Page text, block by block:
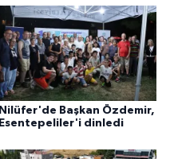
Nilüfer'de Başkan Özdemir,
Esentepeliler'i dinledi